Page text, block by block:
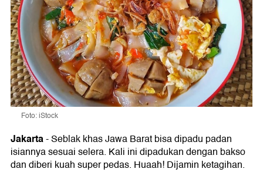
Foto: iStock
Jakarta-Seblak khas Jawa Barat bisa dipadu padan
isiannya sesuai selera. Kali ini dipadukan dengan bakso
dan diberi kuah super pedas. Huaah! Dijamin ketagihan.